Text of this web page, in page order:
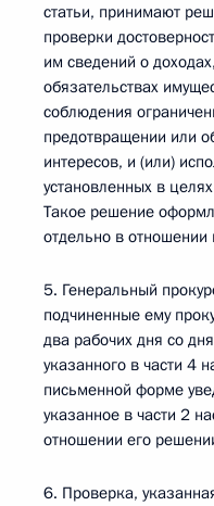
статьи, принимают
проверки
им сведений о
обязательствах
соблюдения
предотвращении или
интересов, и (или)
установленных в
Такое решение
отдельно в
5. Генеральный
подчиненные ему
два рабочих дня со
указанного в части 4
письменной форме
указанное в части 2
отношении его
6. Проверка,